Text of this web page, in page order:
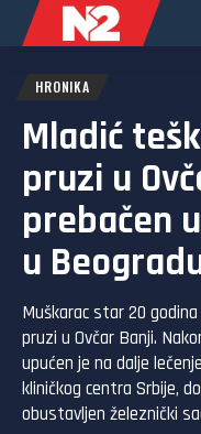
HRONIKA
Mladić
pruzi u
prebačen
u
Muškarac star 20
pruzi u Ovčar Banji.
upućen je na dalje
kliničkog centra Srbije,
obustavljen železnički